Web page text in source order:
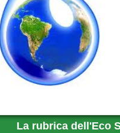
La rubrica dell'Eco